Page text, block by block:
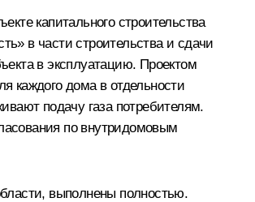
капитального строительства
в части строительства и сдачи
в эксплуатацию. Проектом
каждого дома в отдельности
подачу газа потребителям.
по внутридомовым
выполнены полностью.